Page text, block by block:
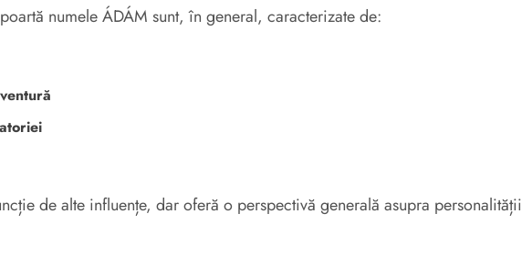
numele ÁDÁM sunt, în general, caracterizate de:
de alte influențe, dar oferă o perspectivă generală asupra personalității